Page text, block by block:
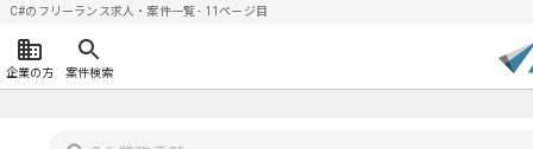
C#のフリーランス求人・案件一覧 - 11ページ目
企業の方 案件検索